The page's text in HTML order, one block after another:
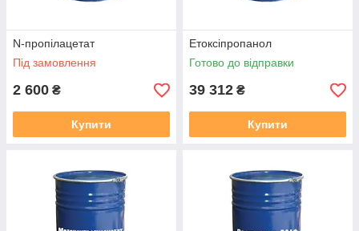
N-пропілацетат
Під замовлення
2 600 ₴
Купити
Етоксіпропанол
Готово до відправки
39 312 ₴
Купити